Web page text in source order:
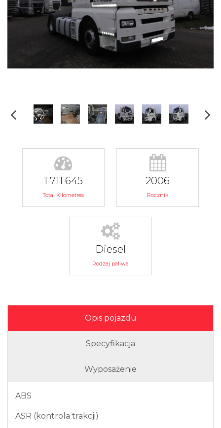
1 711 645
Total Kilometres
2006
Rocznik
Diesel
Rodzaj paliwa
Opis pojazdu
Specyfikacja
Wyposażenie
ABS
ASR (kontrola trakcji)